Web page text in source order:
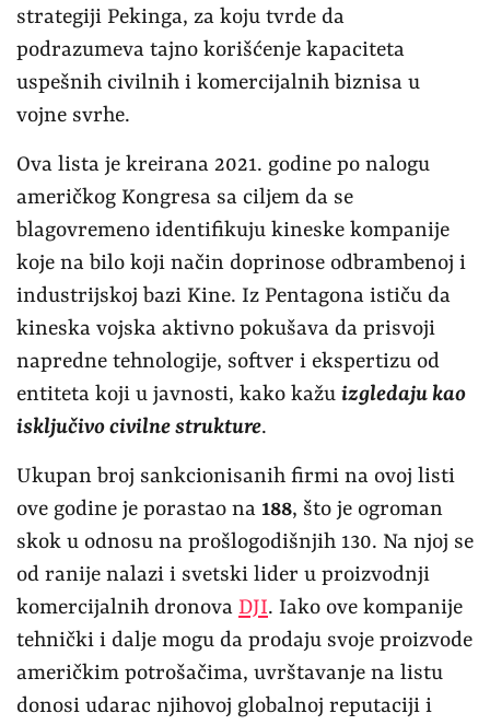
strategiji Pekinga, za koju tvrde da
podrazumeva tajno korišćenje kapaciteta
uspešnih civilnih i komercijalnih biznisa u
vojne svrhe.
Ova lista je kreirana 2021. godine po nalogu
američkog Kongresa sa ciljem da se
blagovremeno identifikuju kineske kompanije
koje na bilo koji način doprinose odbrambenoj i
industrijskoj bazi Kine. Iz Pentagona ističu da
kineska vojska aktivno pokušava da prisvoji
napredne tehnologije, softver i ekspertizu od
entiteta koji u javnosti, kako kažu izgledaju kao
isključivo civilne strukture.
Ukupan broj sankcionisanih firmi na ovoj listi
ove godine je porastao na 188, što je ogroman
skok u odnosu na prošlogodišnjih 130. Na njoj se
od ranije nalazi i svetski lider u proizvodnji
komercijalnih dronova DJI. Iako ove kompanije
tehnički i dalje mogu da prodaju svoje proizvode
američkim potrošačima, uvrštavanje na listu
donosi udarac njihovoj globalnoj reputaciji i